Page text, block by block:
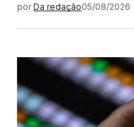
por Da redação05/08/2026